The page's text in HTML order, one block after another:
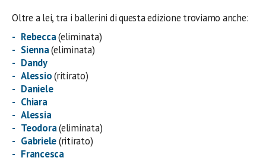
Oltre a lei, tra i ballerini di questa edizione troviamo anche:
Rebecca(eliminata)
Sienna(eliminata)
Dandy
Alessio(ritirato)
Daniele
Chiara
Alessia
Teodora(eliminata)
Gabriele(ritirato)
Francesca